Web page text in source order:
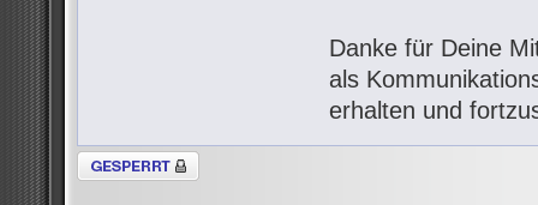
Danke für Deine
als
erhalten und
Thema gesperrt